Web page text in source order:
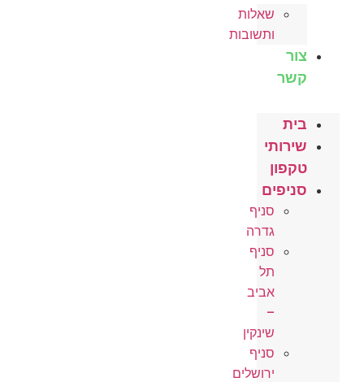
שאלות
ותשובות
צור
קשר
בית
שירותי
טקפון
סניפים
סניף
גדרה
סניף
תל
אביב
–
שינקין
סניף
ירושלים